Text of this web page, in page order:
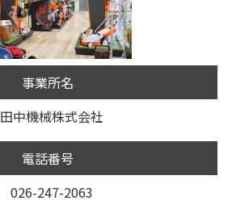
事業所名
田中機械株式会社
電話番号
026-247-2063